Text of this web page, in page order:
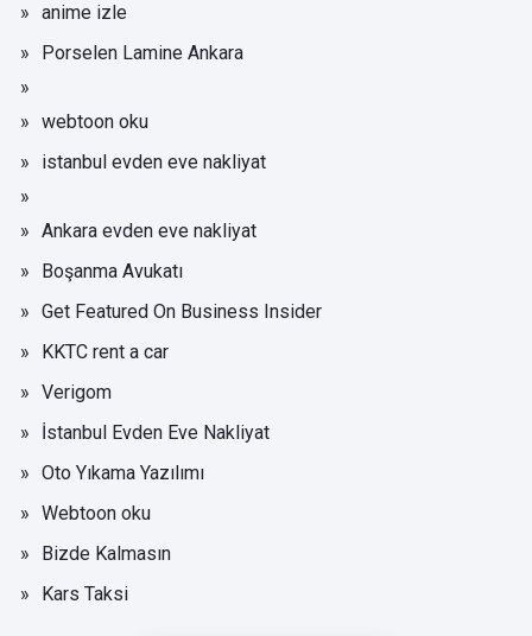
anime izle
Porselen Lamine Ankara
webtoon oku
istanbul evden eve nakliyat
Ankara evden eve nakliyat
Boşanma Avukatı
Get Featured On Business Insider
KKTC rent a car
Verigom
İstanbul Evden Eve Nakliyat
Oto Yıkama Yazılımı
Webtoon oku
Bizde Kalmasın
Kars Taksi